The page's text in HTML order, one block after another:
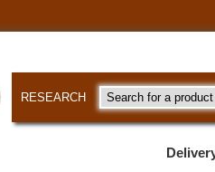
RESEARCH